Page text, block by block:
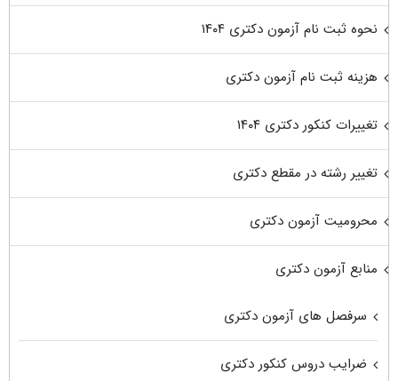
نحوه ثبت نام آزمون دکتری ۱۴۰۴
هزینه ثبت نام آزمون دکتری
تغییرات کنکور دکتری ۱۴۰۴
تغییر رشته در مقطع دکتری
محرومیت آزمون دکتری
منابع آزمون دکتری
سرفصل های آزمون دکتری
ضرایب دروس کنکور دکتری